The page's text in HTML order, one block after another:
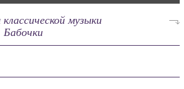
музыки
Бабочки